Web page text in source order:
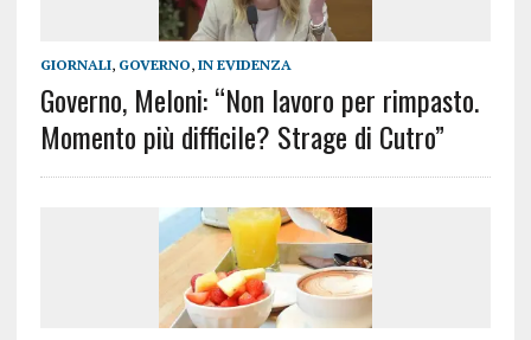
GIORNALI, GOVERNO, IN EVIDENZA
Governo, Meloni: “Non lavoro per rimpasto.
Momento più difficile? Strage di Cutro”